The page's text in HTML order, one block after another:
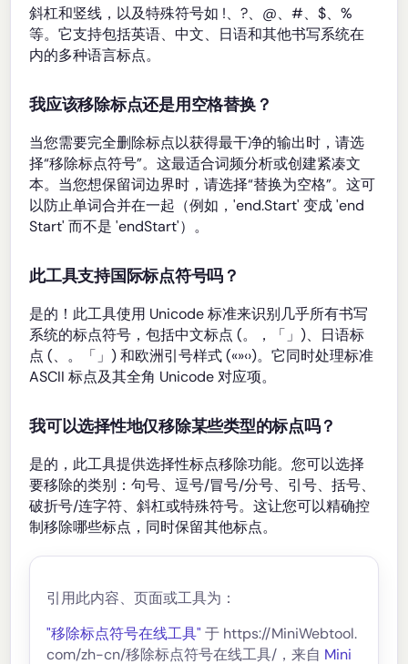
斜杠和竖线，以及特殊符号如 !、?、@、#、$、%
等。它支持包括英语、中文、日语和其他书写系统在
内的多种语言标点。
我应该移除标点还是用空格替换？
当您需要完全删除标点以获得最干净的输出时，请选
择“移除标点符号”。这最适合词频分析或创建紧凑文
本。当您想保留词边界时，请选择“替换为空格”。这可
以防止单词合并在一起（例如，'end.Start' 变成 'end
Start' 而不是 'endStart'）。
此工具支持国际标点符号吗？
是的！此工具使用 Unicode 标准来识别几乎所有书写
系统的标点符号，包括中文标点 (。，「」)、日语标
点 (、。「」) 和欧洲引号样式 («»‹›)。它同时处理标准
ASCII 标点及其全角 Unicode 对应项。
我可以选择性地仅移除某些类型的标点吗？
是的，此工具提供选择性标点移除功能。您可以选择
要移除的类别：句号、逗号/冒号/分号、引号、括号、
破折号/连字符、斜杠或特殊符号。这让您可以精确控
制移除哪些标点，同时保留其他标点。
引用此内容、页面或工具为：
"移除标点符号在线工具" 于 https://MiniWebtool.
com/zh-cn/移除标点符号在线工具/，来自 Mini